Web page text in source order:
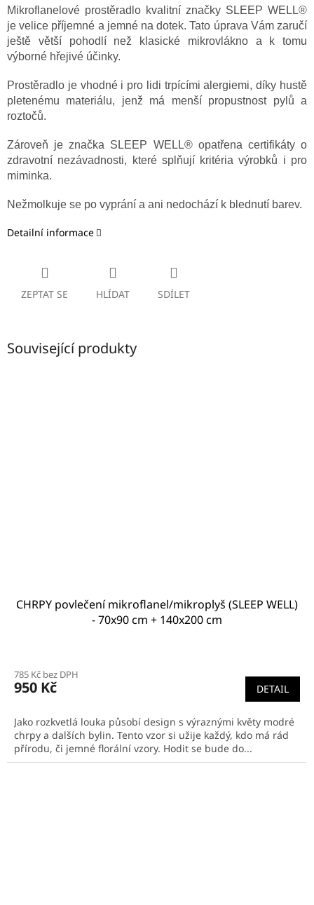
Mikroflanelové prostěradlo kvalitní značky SLEEP WELL®
je velice příjemné a jemné na dotek. Tato úprava Vám zaručí
ještě větší pohodlí než klasické mikrovlákno a k tomu
výborné hřejivé účinky.
Prostěradlo je vhodné i pro lidi trpícími alergiemi, díky hustě
pletenému materiálu, jenž má menší propustnost pylů a
roztočů.
Zároveň je značka SLEEP WELL® opatřena certifikáty o
zdravotní nezávadnosti, které splňují kritéria výrobků i pro
miminka.
Nežmolkuje se po vyprání a ani nedochází k blednutí barev.
Detailní informace
ZEPTAT SE HLÍDAT SDÍLET
Související produkty
CHRPY povlečení mikroflanel/mikroplyš (SLEEP WELL)
- 70x90 cm + 140x200 cm
785 Kč bez DPH
950 Kč DETAIL
Jako rozkvetlá louka působí design s výraznými květy modré
chrpy a dalších bylin. Tento vzor si užije každý, kdo má rád
přírodu, či jemné florální vzory. Hodit se bude do...